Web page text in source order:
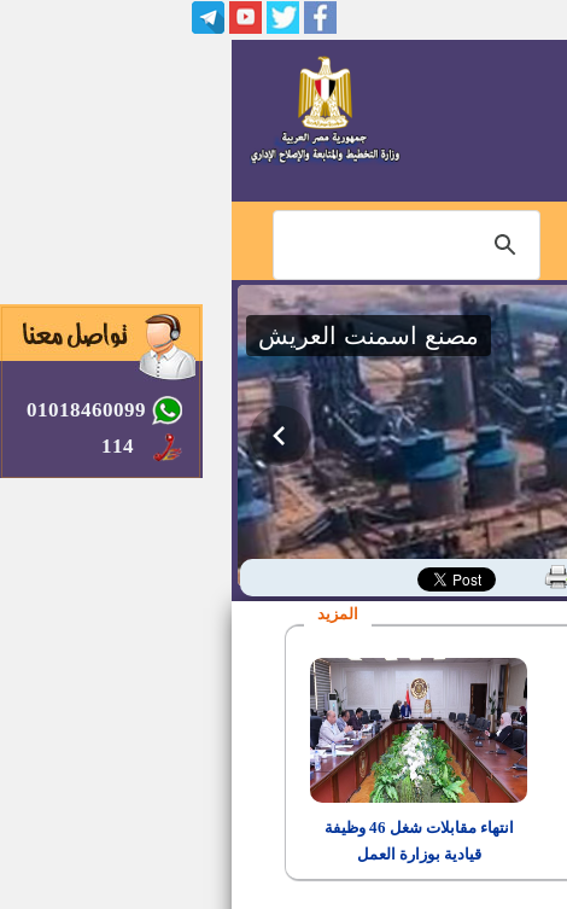
01018460099
114
محطة كهرباء غياضة
المزيد
انتهاء مقابلات شغل 46 وظيفة
قيادية بوزارة العمل
وظائف بمديرية أوقاف بني سويف
سيارات مبرده للشباب من الصندوق
فورماكينك شيرتس
كشوف بأسماء السادة المرشحين
للتعيين بالجهات الإدارية لاستكمال
نسبة الــــ 5% المخصصة للمعاقين
وظائف خالية بشركة لمعالجة مياه
الشرب بالمحافظات
مطلوب معاونيين بالجهاز المركزي
للتعبئة العامة والاحصاء
وظائف معلمين بوزارة التربية
والتعليم بدولة الكويت
الشرب
وظائف بالشركة المصرية القابضة
للمطارات
إعلان اجراء الامتحان التحريري
بالمسابقة رقم ا لسنة 2015
فرص عمل بالقوات المسلحة